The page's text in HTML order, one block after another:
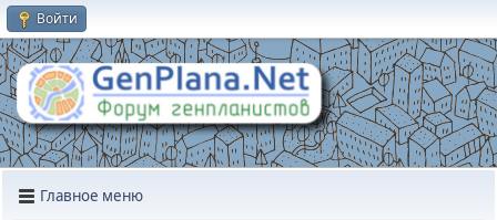
Войти
Главное меню